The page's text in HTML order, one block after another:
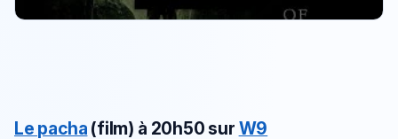
Le pacha (film) à 20h50 sur W9